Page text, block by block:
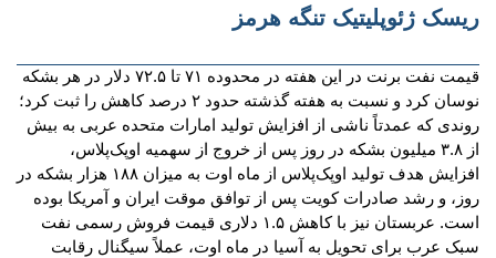
ریسک ژئوپلیتیک تنگه هرمز
قیمت نفت برنت در این هفته در محدوده ۷۱ تا ۷۲.۵ دلار در هر بشکه
نوسان کرد و نسبت به هفته گذشته حدود ۲ درصد کاهش را ثبت کرد؛
روندی که عمدتاً ناشی از افزایش تولید امارات متحده عربی به بیش
از ۳.۸ میلیون بشکه در روز پس از خروج از سهمیه اوپک‌پلاس،
افزایش هدف تولید اوپک‌پلاس از ماه اوت به میزان ۱۸۸ هزار بشکه در
روز، و رشد صادرات کویت پس از توافق موقت ایران و آمریکا بوده
است. عربستان نیز با کاهش ۱.۵ دلاری قیمت فروش رسمی نفت
سبک عرب برای تحویل به آسیا در ماه اوت، عملاً سیگنال رقابت